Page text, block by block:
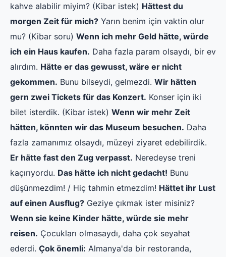
kahve alabilir miyim? (Kibar istek) Hättest du
morgen Zeit für mich? Yarın benim için vaktin olur
mu? (Kibar soru) Wenn ich mehr Geld hätte, würde
ich ein Haus kaufen. Daha fazla param olsaydı, bir ev
alırdım. Hätte er das gewusst, wäre er nicht
gekommen. Bunu bilseydi, gelmezdi. Wir hätten
gern zwei Tickets für das Konzert. Konser için iki
bilet isterdik. (Kibar istek) Wenn wir mehr Zeit
hätten, könnten wir das Museum besuchen. Daha
fazla zamanımız olsaydı, müzeyi ziyaret edebilirdik.
Er hätte fast den Zug verpasst. Neredeyse treni
kaçırıyordu. Das hätte ich nicht gedacht! Bunu
düşünmezdim! / Hiç tahmin etmezdim! Hättet ihr Lust
auf einen Ausflug? Geziye çıkmak ister misiniz?
Wenn sie keine Kinder hätte, würde sie mehr
reisen. Çocukları olmasaydı, daha çok seyahat
ederdi. Çok önemli: Almanya'da bir restoranda,